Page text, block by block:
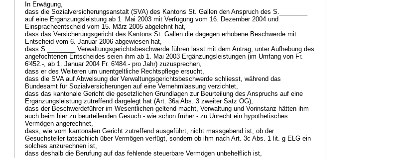
In Erwägung,
dass die Sozialversicherungsanstalt (SVA) des Kantons St. Gallen den Anspruch des S.________
auf eine Ergänzungsleistung ab 1. Mai 2003 mit Verfügung vom 16. Dezember 2004 und
Einspracheentscheid vom 15. März 2005 abgelehnt hat,
dass das Versicherungsgericht des Kantons St. Gallen die dagegen erhobene Beschwerde mit
Entscheid vom 6. Januar 2006 abgewiesen hat,
dass S.________ Verwaltungsgerichtsbeschwerde führen lässt mit dem Antrag, unter Aufhebung des
angefochtenen Entscheides seien ihm ab 1. Mai 2003 Ergänzungsleistungen (im Umfang von Fr.
6'452.-, ab 1. Januar 2004 Fr. 6'484.- pro Jahr) zuzusprechen,
dass er des Weiteren um unentgeltliche Rechtspflege ersucht,
dass die SVA auf Abweisung der Verwaltungsgerichtsbeschwerde schliesst, während das
Bundesamt für Sozialversicherungen auf eine Vernehmlassung verzichtet,
dass das kantonale Gericht die gesetzlichen Grundlagen zur Beurteilung des Anspruchs auf eine
Ergänzungsleistung zutreffend dargelegt hat (Art. 36a Abs. 3 zweiter Satz OG),
dass der Beschwerdeführer im Wesentlichen geltend macht, Verwaltung und Vorinstanz hätten ihm
auch beim hier zu beurteilenden Gesuch - wie schon früher - zu Unrecht ein hypothetisches
Vermögen angerechnet,
dass, wie vom kantonalen Gericht zutreffend ausgeführt, nicht massgebend ist, ob der
Gesuchsteller tatsächlich über Vermögen verfügt, sondern ob ihm nach Art. 3c Abs. 1 lit. g ELG ein
solches anzurechnen ist,
dass deshalb die Berufung auf das fehlende steuerbare Vermögen unbehelflich ist,